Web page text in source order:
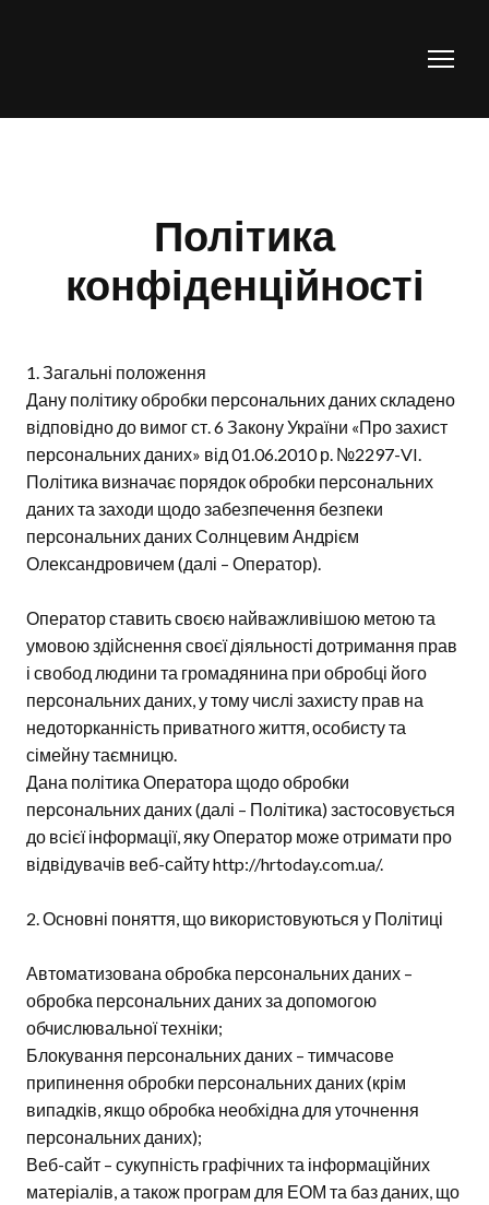
Політика
конфіденційності
1. Загальні положення
Дану політику обробки персональних даних складено
відповідно до вимог ст. 6 Закону України «Про захист
персональних даних» від 01.06.2010 р. №2297-VI.
Політика визначає порядок обробки персональних
даних та заходи щодо забезпечення безпеки
персональних даних Солнцевим Андрієм
Олександровичем (далі – Оператор).
Оператор ставить своєю найважливішою метою та
умовою здійснення своєї діяльності дотримання прав
і свобод людини та громадянина при обробці його
персональних даних, у тому числі захисту прав на
недоторканність приватного життя, особисту та
сімейну таємницю.
Дана політика Оператора щодо обробки
персональних даних (далі – Політика) застосовується
до всієї інформації, яку Оператор може отримати про
відвідувачів веб-сайту http://hrtoday.com.ua/.
2. Основні поняття, що використовуються у Політиці
Автоматизована обробка персональних даних –
обробка персональних даних за допомогою
обчислювальної техніки;
Блокування персональних даних – тимчасове
припинення обробки персональних даних (крім
випадків, якщо обробка необхідна для уточнення
персональних даних);
Веб-сайт – сукупність графічних та інформаційних
матеріалів, а також програм для ЕОМ та баз даних, що